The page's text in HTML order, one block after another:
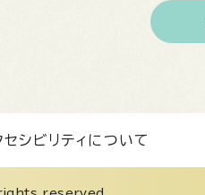
セシビリティについて